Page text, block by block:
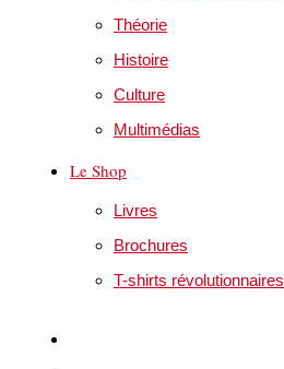
Théorie
Histoire
Culture
Multimédias
Le Shop
Livres
Brochures
T-shirts révolutionnaires